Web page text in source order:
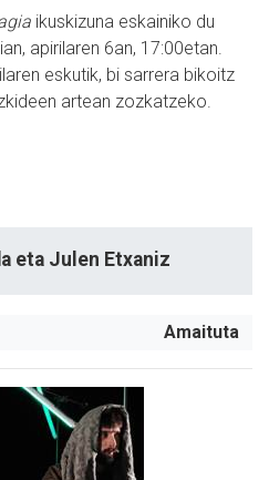
ikuskizuna eskainiko du
apirilaren 6an, 17:00etan.
eskutik, bi sarrera bikoitz
artean zozkatzeko.
eta Julen Etxaniz
Amaituta